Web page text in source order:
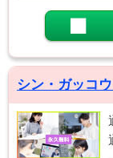
シン・ガッコ